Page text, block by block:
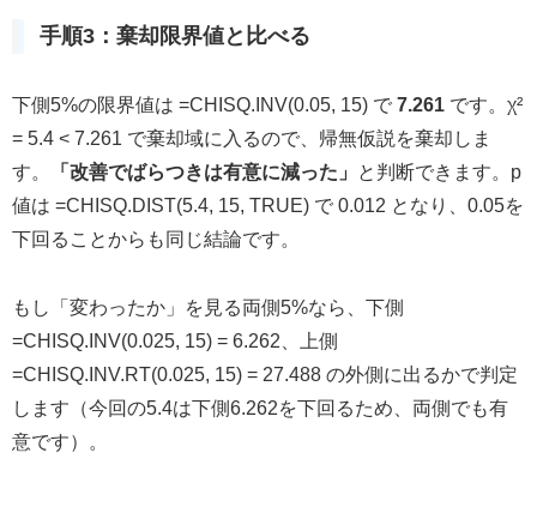
手順3：棄却限界値と比べる
下側5%の限界値は =CHISQ.INV(0.05, 15) で 7.261 です。χ²
= 5.4 < 7.261 で棄却域に入るので、帰無仮説を棄却しま
す。
「改善でばらつきは有意に減った」
と判断できます。p
値は =CHISQ.DIST(5.4, 15, TRUE) で 0.012 となり、0.05を
下回ることからも同じ結論です。
もし「変わったか」を見る両側5%なら、下側
=CHISQ.INV(0.025, 15) = 6.262、上側
=CHISQ.INV.RT(0.025, 15) = 27.488 の外側に出るかで判定
します（今回の5.4は下側6.262を下回るため、両側でも有
意です）。